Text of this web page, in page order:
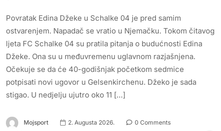
Povratak Edina Džeke u Schalke 04 je pred samim
ostvarenjem. Napadač se vratio u Njemačku. Tokom čitavog
ljeta FC Schalke 04 su pratila pitanja o budućnosti Edina
Džeke. Ona su u međuvremenu uglavnom razjašnjena.
Očekuje se da će 40-godišnjak početkom sedmice
potpisati novi ugovor u Gelsenkirchenu. Džeko je sada
stigao. U nedjelju ujutro oko 11 […]
Mojsport 2. Augusta 2026.
0 Comments